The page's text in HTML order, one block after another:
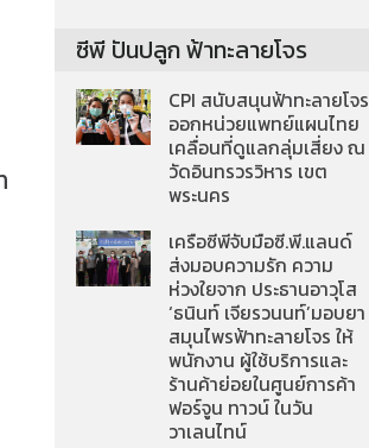
ซีพี ปันปลูก ฟ้าทะลายโจร
CPI สนับสนุนฟ้าทะลายโจร
ออกหน่วยแพทย์แผนไทย
เคลื่อนที่ดูแลกลุ่มเสี่ยง ณ
วัดอินทรวรวิหาร เขต
พระนคร
เครือซีพีจับมือซี.พี.แลนด์
ส่งมอบความรัก ความ
ห่วงใยจาก ประธานอาวุโส
‘ธนินท์ เจียรวนนท์’มอบยา
สมุนไพรฟ้าทะลายโจร ให้
พนักงาน ผู้ใช้บริการและ
ร้านค้าย่อยในศูนย์การค้า
ฟอร์จูน ทาวน์ ในวัน
วาเลนไทน์